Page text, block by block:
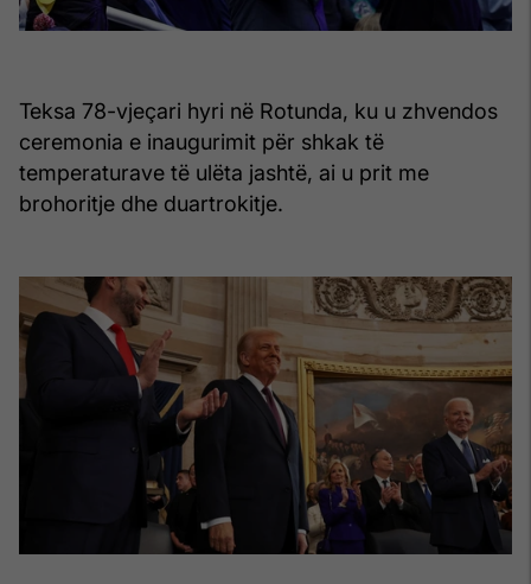
Teksa 78-vjeçari hyri në Rotunda, ku u zhvendos
ceremonia e inaugurimit për shkak të
temperaturave të ulëta jashtë, ai u prit me
brohoritje dhe duartrokitje.